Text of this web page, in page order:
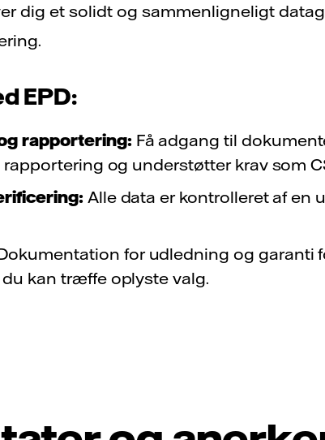
dig et solidt og sammenligneligt
EPD:
rapportering: Få adgang til
og understøtter krav som
Alle data er kontrolleret af en
for udledning og garanti
kan træffe oplyste valg.